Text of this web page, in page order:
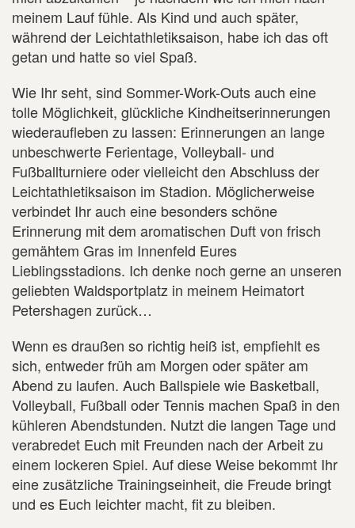
meinem Lauf fühle. Als Kind und auch später,
während der Leichtathletiksaison, habe ich das oft
getan und hatte so viel Spaß.
Wie Ihr seht, sind Sommer-Work-Outs auch eine
tolle Möglichkeit, glückliche Kindheitserinnerungen
wiederaufleben zu lassen: Erinnerungen an lange
unbeschwerte Ferientage, Volleyball- und
Fußballturniere oder vielleicht den Abschluss der
Leichtathletiksaison im Stadion. Möglicherweise
verbindet Ihr auch eine besonders schöne
Erinnerung mit dem aromatischen Duft von frisch
gemähtem Gras im Innenfeld Eures
Lieblingsstadions. Ich denke noch gerne an unseren
geliebten Waldsportplatz in meinem Heimatort
Petershagen zurück…
Wenn es draußen so richtig heiß ist, empfiehlt es
sich, entweder früh am Morgen oder später am
Abend zu laufen. Auch Ballspiele wie Basketball,
Volleyball, Fußball oder Tennis machen Spaß in den
kühleren Abendstunden. Nutzt die langen Tage und
verabredet Euch mit Freunden nach der Arbeit zu
einem lockeren Spiel. Auf diese Weise bekommt Ihr
eine zusätzliche Trainingseinheit, die Freude bringt
und es Euch leichter macht, fit zu bleiben.